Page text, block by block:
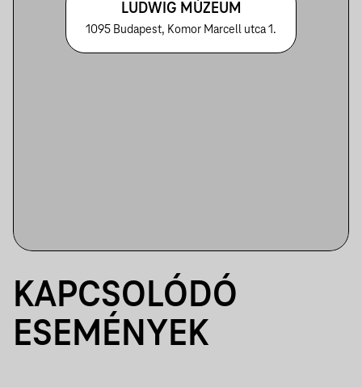
LUDWIG MÚZEUM
1095 Budapest, Komor Marcell utca 1.
KAPCSOLÓDÓ
ESEMÉNYEK